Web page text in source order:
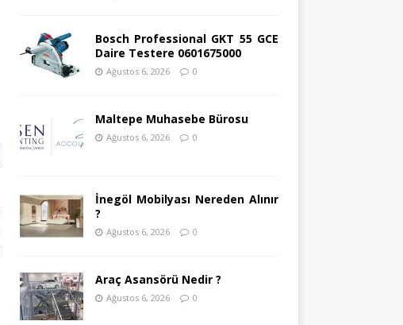
Bosch Professional GKT 55 GCE
Daire Testere 0601675000
Ağustos 6, 2026 0
Maltepe Muhasebe Bürosu
Ağustos 6, 2026 0
İnegöl Mobilyası Nereden Alınır
?
Ağustos 6, 2026 0
Araç Asansörü Nedir ?
Ağustos 6, 2026 0